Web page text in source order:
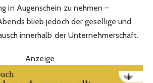
in Augenschein zu nehmen –
blieb jedoch der gesellige und
innerhalb der Unternehmerschaft.
Anzeige